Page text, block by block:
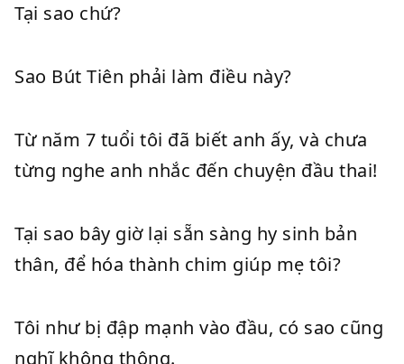
Tại sao chứ?
Sao Bút Tiên phải làm điều này?
Từ năm 7 tuổi tôi đã biết anh ấy, và chưa
từng nghe anh nhắc đến chuyện đầu thai!
Tại sao bây giờ lại sẵn sàng hy sinh bản
thân, để hóa thành chim giúp mẹ tôi?
Tôi như bị đập mạnh vào đầu, có sao cũng
nghĩ không thông.